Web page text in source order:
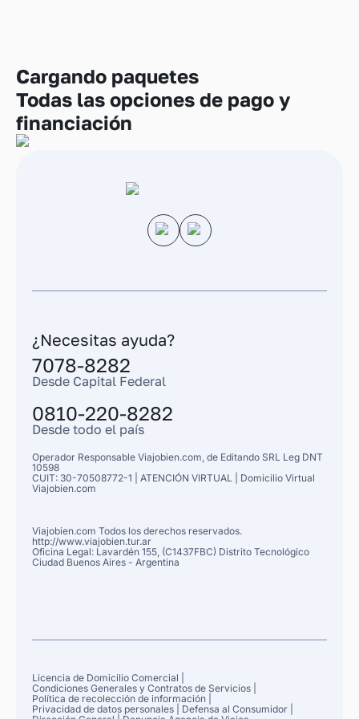
Cargando paquetes
Todas las opciones de pago y
financiación
¿Necesitas ayuda?
7078-8282
Desde Capital Federal
0810-220-8282
Desde todo el país
Operador Responsable Viajobien.com, de Editando SRL Leg DNT
10598
CUIT: 30-70508772-1 |
ATENCIÓN VIRTUAL |
Domicilio Virtual
Viajobien.com
Viajobien.com Todos los derechos reservados.
http://www.viajobien.tur.ar
Oficina Legal: Lavardén 155, (C1437FBC) Distrito Tecnológico
Ciudad Buenos Aires - Argentina
Licencia de Domicilio Comercial
Condiciones Generales y Contratos de Servicios
Política de recolección de información
Privacidad de datos personales
Defensa al Consumidor